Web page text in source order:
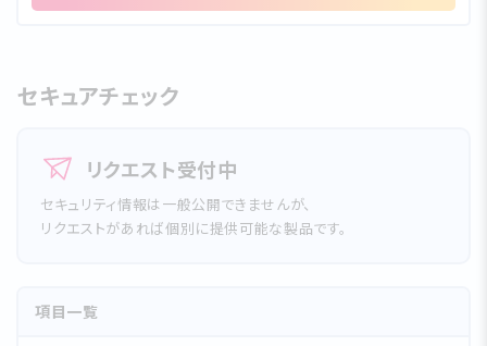
セキュアチェック
リクエスト受付中
セキュリティ情報は一般公開できませんが、
リクエストがあれば個別に提供可能な製品です。
項目一覧